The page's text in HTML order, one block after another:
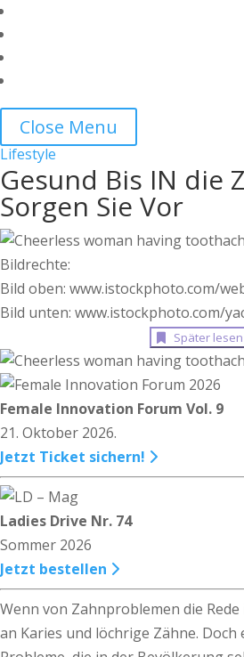
Close Menu
Lifestyle
Gesund Bis IN die
Sorgen Sie Vor
Bildrechte:
Bild oben: www.istockphoto.com/
Bild unten: www.istockphoto.com/
Später lesen
Female Innovation Forum Vol. 9
21. Oktober 2026.
Jetzt Ticket sichern!
Ladies Drive Nr. 74
Sommer 2026
Jetzt bestellen
Wenn von Zahnproblemen die
an Karies und löchrige Zähne. Doch